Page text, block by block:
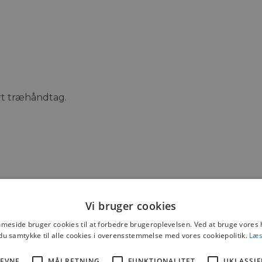
træhåndtag.
Vi bruger cookies
bruger cookies til at forbedre brugeroplevelsen. Ved at bruge vores
samtykke til alle cookies i overensstemmelse med vores cookiepolitik.